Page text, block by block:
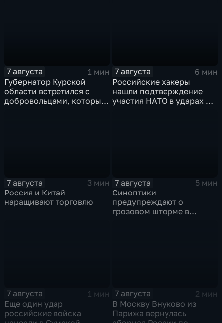
7 августа
1 мин
Губернатор Курской
области встретился с
добровольцами, которые
7 августа
6 мин
Российские хакеры
нашли подтверждение
участия НАТО в ударах по
7 августа
3 мин
Россия и Китай
наращивают торговлю
7 августа
5 мин
Синоптики
предупреждают о
грозовом шторме в
7 августа
1 мин
Еще один удар
российские войска
7 августа
2 мин
В Москву Внуково из
Парижа вернулась